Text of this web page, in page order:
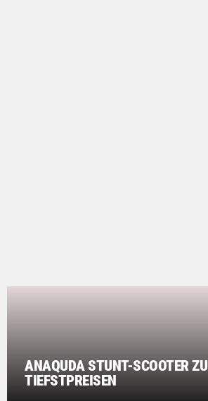
ANAQUDA STUNT-SCOOTER ZU
TIEFSTPREISEN